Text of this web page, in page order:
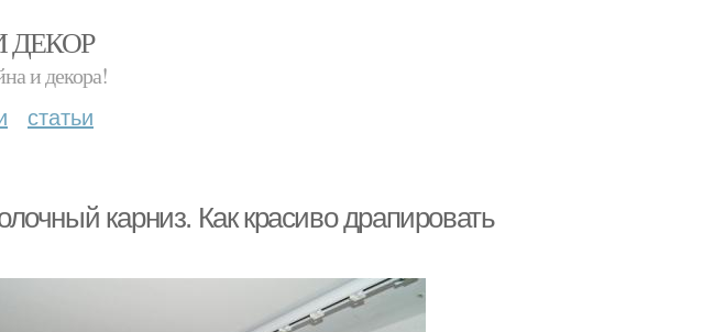
ДЕКОР
и декора!
статьи
карниз. Как красиво драпировать